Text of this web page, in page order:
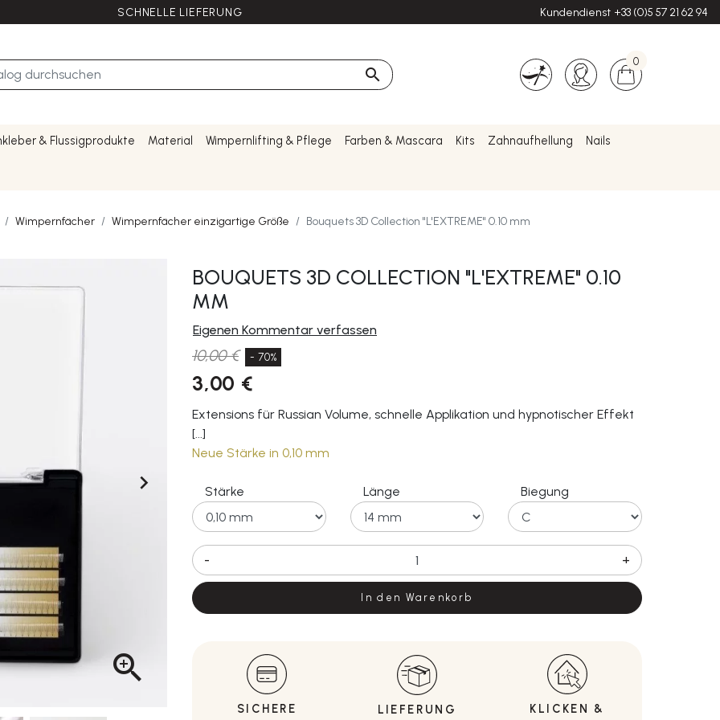
SCHNELLE LIEFERUNG Kundendienst +33 (0)5 57 21 62 94

0
& Flussigprodukte Material Wimpernlifting & Pflege Farben & Mascara Kits Zahnaufhellung Nails
Wimpernfächer Wimpernfächer einzigartige Größe Bouquets 3D Collection "L'EXTREME" 0.10 mm


BOUQUETS 3D COLLECTION "L'EXTREME" 0.10
MM
Eigenen Kommentar verfassen
10,00 € - 70%
3,00 €
Extensions für Russian Volume, schnelle Applikation und hypnotischer Effekt
[...]
Neue Stärke in 0,10 mm
Stärke Länge Biegung
- +
In den Warenkorb
SICHERE
LIEFERUNG
KLICKEN &